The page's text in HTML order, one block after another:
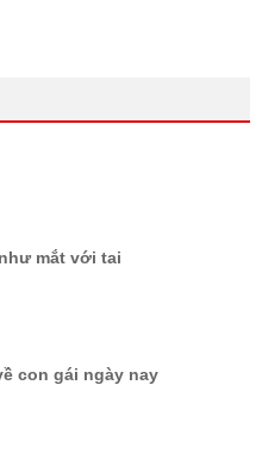
mắt với tai
con gái ngày nay